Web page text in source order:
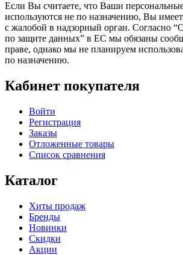
Если Вы считаете, что Ваши
используются не по назначению, Вы
с жалобой в надзорный орган. Согласно
по защите данных” в ЕС мы обязаны
праве, однако мы не планируем
по назначению.
Кабинет покупателя
Войти
Регистрация
Заказы
Отложенные товары
Список сравнения
Каталог
Хиты продаж
Бренды
Новинки
Скидки
Акции